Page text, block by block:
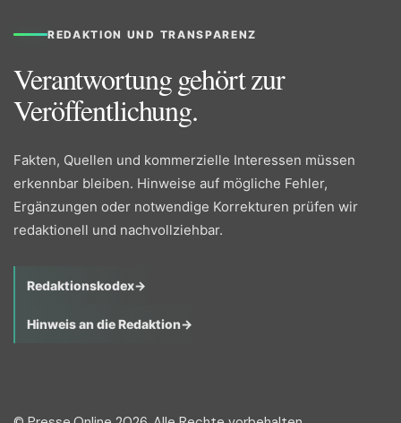
REDAKTION UND TRANSPARENZ
Verantwortung gehört zur
Veröffentlichung.
Fakten, Quellen und kommerzielle Interessen müssen
erkennbar bleiben. Hinweise auf mögliche Fehler,
Ergänzungen oder notwendige Korrekturen prüfen wir
redaktionell und nachvollziehbar.
Redaktionskodex→
Hinweis an die Redaktion→